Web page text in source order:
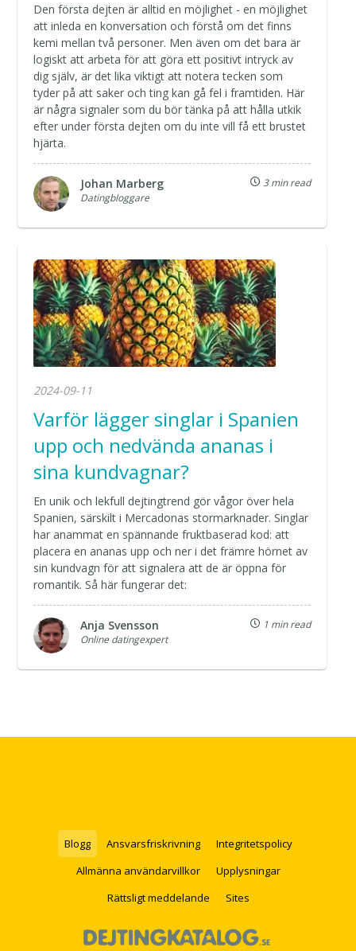
Den första dejten är alltid en möjlighet - en möjlighet
att inleda en konversation och förstå om det finns
kemi mellan två personer. Men även om det bara är
logiskt att arbeta för att göra ett positivt intryck av
dig själv, är det lika viktigt att notera tecken som
tyder på att saker och ting kan gå fel i framtiden. Här
är några signaler som du bör tänka på att hålla utkik
efter under första dejten om du inte vill få ett brustet
hjärta.
Johan Marberg
Datingbloggare
3 min read
2024-09-11
Varför lägger singlar i Spanien
upp och nedvända ananas i
sina kundvagnar?
En unik och lekfull dejtingtrend gör vågor över hela
Spanien, särskilt i Mercadonas stormarknader. Singlar
har anammat en spännande fruktbaserad kod: att
placera en ananas upp och ner i det främre hörnet av
sin kundvagn för att signalera att de är öppna för
romantik. Så här fungerar det:
Anja Svensson
Online datingexpert
1 min read
Blogg Ansvarsfriskrivning
Integritetspolicy
Allmänna användarvillkor
Upplysningar
Rättsligt meddelande
Sites